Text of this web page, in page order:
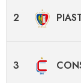
2
3